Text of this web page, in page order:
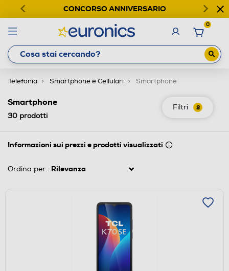
CONCORSO ANNIVERSARIO
0
Telefonia Smartphone e Cellulari Smartphone
Filtri 2
Smartphone
30 prodotti
Informazioni sui prezzi e prodotti visualizzati
Ordina per: